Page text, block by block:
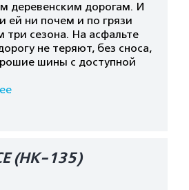
деревенским дорогам. И
ей ни почем и по грязи
три сезона. На асфальте
не теряют, без сноса,
шины с доступной
(HK-135)